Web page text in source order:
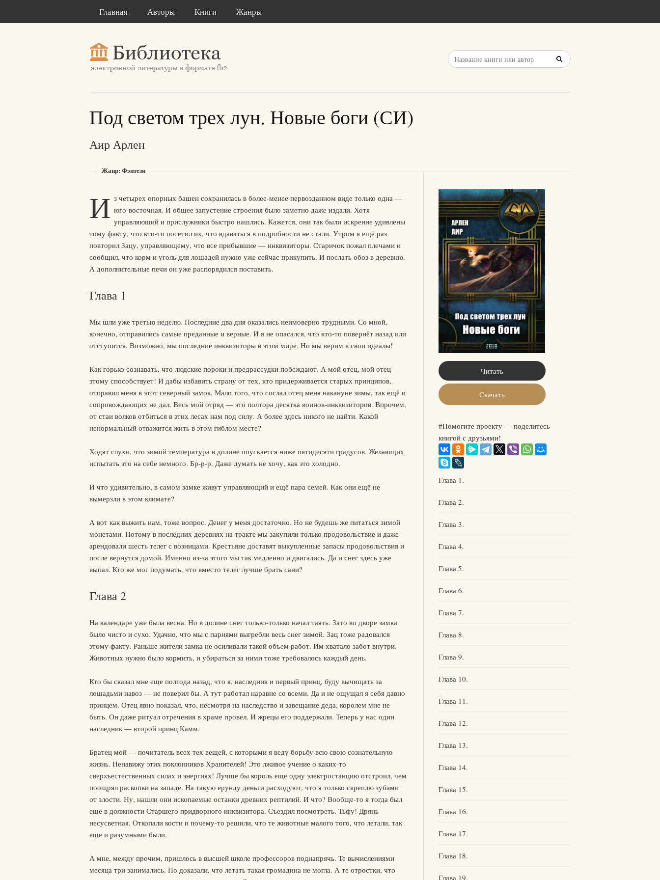
Главная Авторы Книги Жанры
Под светом трех лун. Новые боги (СИ)
Аир Арлен
Жанр: Фэнтези
И з четырех опорных башен сохранилась в более-менее первозданном виде только одна —
юго-восточная. И общее запустение строения было заметно даже издали. Хотя
управляющий и прислужники быстро нашлись. Кажется, они так были искренне удивлены
тому факту, что кто-то посетил их, что вдаваться в подробности не стали. Утром я ещё раз
повторил Зацу, управляющему, что все прибывшие — инквизиторы. Старичок пожал плечами и
сообщил, что корм и уголь для лошадей нужно уже сейчас прикупить. И послать обоз в деревню.
А дополнительные печи он уже распорядился поставить.
Глава 1
Мы шли уже третью неделю. Последние два дня оказались неимоверно трудными. Со мной,
конечно, отправились самые преданные и верные. И я не опасался, что кто-то повернёт назад или
отступится. Возможно, мы последние инквизиторы в этом мире. Но мы верим в свои идеалы!
Как горько сознавать, что людские пороки и предрассудки побеждают. А мой отец, мой отец
этому способствует! И дабы избавить страну от тех, кто придерживается старых принципов,
отправил меня в этот северный замок. Мало того, что сослал отец меня накануне зимы, так ещё и
сопровождающих не дал. Весь мой отряд — это полтора десятка воинов-инквизиторов. Впрочем,
от стаи волков отбиться в этих лесах нам под силу. А более здесь никого не найти. Какой
ненормальный отважится жить в этом гиблом месте?
Ходят слухи, что зимой температура в долине опускается ниже пятидесяти градусов. Желающих
испытать это на себе немного. Бр-р-р. Даже думать не хочу, как это холодно.
И что удивительно, в самом замке живут управляющий и ещё пара семей. Как они ещё не
вымерзли в этом климате?
А вот как выжить нам, тоже вопрос. Денег у меня достаточно. Но не будешь же питаться зимой
монетами. Потому в последних деревнях на тракте мы закупили только продовольствие и даже
арендовали шесть телег с возницами. Крестьяне доставят выкупленные запасы продовольствия и
после вернутся домой. Именно из-за этого мы так медленно и двигались. Да и снег здесь уже
выпал. Кто же мог подумать, что вместо телег лучше брать сани?
Глава 2
На календаре уже была весна. Но в долине снег только-только начал таять. Зато во дворе замка
было чисто и сухо. Удачно, что мы с парнями выгребли весь снег зимой. Зац тоже радовался
этому факту. Раньше жители замка не осиливали такой объем работ. Им хватало забот внутри.
Животных нужно было кормить, и убираться за ними тоже требовалось каждый день.
Кто бы сказал мне еще полгода назад, что я, наследник и первый принц, буду вычищать за
лошадьми навоз — не поверил бы. А тут работал наравне со всеми. Да и не ощущал я себя давно
принцем. Отец явно показал, что, несмотря на наследство и завещание деда, королем мне не
быть. Он даже ритуал отречения в храме провел. И жрецы его поддержали. Теперь у нас один
наследник — второй принц Камм.
Братец мой — почитатель всех тех вещей, с которыми я веду борьбу всю свою сознательную
жизнь. Ненавижу этих поклонников Хранителей! Это лживое учение о каких-то
сверхъестественных силах и энергиях! Лучше бы король еще одну электростанцию отстроил, чем
поощрял раскопки на западе. На такую ерунду деньги расходуют, что я только скреплю зубами
от злости. Ну, нашли они ископаемые останки древних рептилий. И что? Вообще-то я тогда был
еще в должности Старшего придворного инквизитора. Съездил посмотреть. Тьфу! Дрянь
несусветная. Откопали кости и почему-то решили, что те животные малого того, что летали, так
еще и разумными были.
А мне, между прочим, пришлось в высшей школе профессоров поднапрячь. Те вычислениями
месяца три занимались. Но доказали, что летать такая громадина не могла. А те отростки, что
Читать
Скачать
#Помогите проекту — поделитесь
книгой с друзьями!
Глава 1.
Глава 2.
Глава 3.
Глава 4.
Глава 5.
Глава 6.
Глава 7.
Глава 8.
Глава 9.
Глава 10.
Глава 11.
Глава 12.
Глава 13.
Глава 14.
Глава 15.
Глава 16.
Глава 17.
Глава 18.
Глава 19.